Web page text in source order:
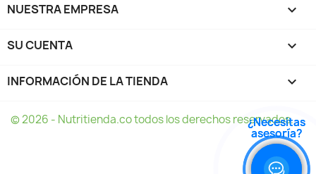
NUESTRA EMPRESA 
SU CUENTA 
INFORMACIÓN DE LA TIENDA keyboard_arrow_down
© 2026 - Nutritienda.co todos los derechos reservados.
¿Necesitas
asesoría?
¿Necesitas
asesoría?